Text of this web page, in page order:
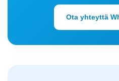
Ota yhteyttä